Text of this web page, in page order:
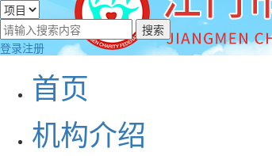
登录注册
首页
机构介绍